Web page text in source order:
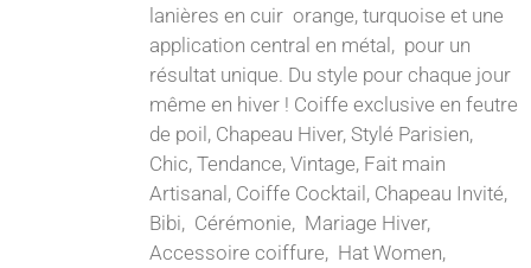
lanières en cuir orange, turquoise et une
application central en métal, pour un
résultat unique. Du style pour chaque jour
même en hiver ! Coiffe exclusive en feutre
de poil, Chapeau Hiver, Stylé Parisien,
Chic, Tendance, Vintage, Fait main
Artisanal, Coiffe Cocktail, Chapeau Invité,
Bibi, Cérémonie, Mariage Hiver,
Accessoire coiffure, Hat Women,